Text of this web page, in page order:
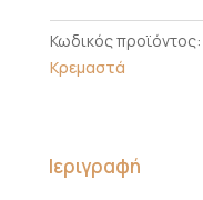
Κωδικός προϊόντος:
Κρεμαστά
Περιγραφή